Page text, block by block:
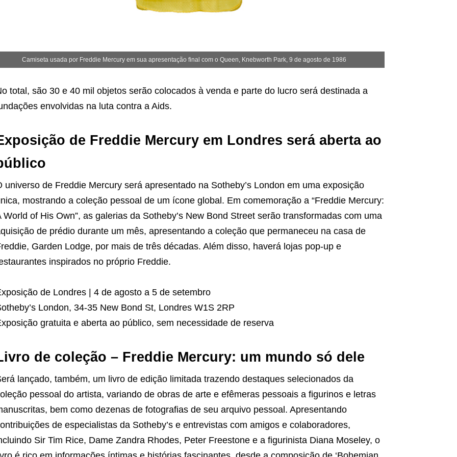
Camiseta usada por Freddie Mercury em sua apresentação final com o Queen, Knebworth Park, 9 de agosto de 1986
total, são 30 e 40 mil objetos serão colocados à venda e parte do lucro será destinada a
envolvidas na luta contra a Aids.
de Freddie Mercury em Londres será aberta ao
universo de Freddie Mercury será apresentado na Sotheby’s London em uma exposição
mostrando a coleção pessoal de um ícone global. Em comemoração a “Freddie Mercury:
World of His Own”, as galerias da Sotheby’s New Bond Street serão transformadas com uma
de prédio durante um mês, apresentando a coleção que permaneceu na casa de
Garden Lodge, por mais de três décadas. Além disso, haverá lojas pop-up e
inspirados no próprio Freddie.
de Londres | 4 de agosto a 5 de setembro
London, 34-35 New Bond St, Londres W1S 2RP
gratuita e aberta ao público, sem necessidade de reserva
de coleção – Freddie Mercury: um mundo só dele
lançado, também, um livro de edição limitada trazendo destaques selecionados da
pessoal do artista, variando de obras de arte e efêmeras pessoais a figurinos e letras
bem como dezenas de fotografias de seu arquivo pessoal. Apresentando
de especialistas da Sotheby’s e entrevistas com amigos e colaboradores,
Sir Tim Rice, Dame Zandra Rhodes, Peter Freestone e a figurinista Diana Moseley, o